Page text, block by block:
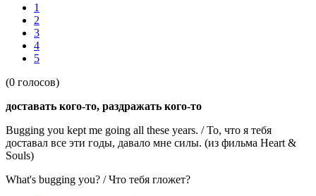
1
2
3
4
5
(0 голосов)
доставать кого-то, раздражать кого-то
Bugging you kept me going all these years. / То, что я тебя
доставал все эти годы, давало мне силы. (из фильма Heart &
Souls)
What's bugging you? / Что тебя гложет?